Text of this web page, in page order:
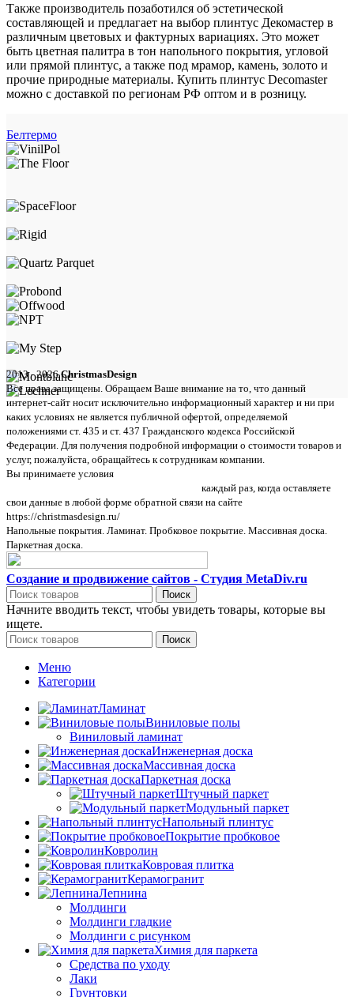
Также производитель позаботился об эстетической
составляющей и предлагает на выбор плинтус Декомастер в
различным цветовых и фактурных вариациях. Это может
быть цветная палитра в тон напольного покрытия, угловой
или прямой плинтус, а также под мрамор, камень, золото и
прочие природные материалы. Купить плинтус Decomaster
можно с доставкой по регионам РФ оптом и в розницу.
Белтермо
2013 - 2026ChristmasDesign
Все права защищены. Обращаем Ваше внимание на то, что данный
интернет-сайт носит исключительно информационный характер и ни при
каких условиях не является публичной офертой, определяемой
положениями ст. 435 и ст. 437 Гражданского кодекса Российской
Федерации. Для получения подробной информации о стоимости товаров и
услуг, пожалуйста, обращайтесь к сотрудникам компании.
Вы принимаете условия
каждый раз, когда оставляете
свои данные в любой форме обратной связи на сайте
https://christmasdesign.ru/
Напольные покрытия. Ламинат. Пробковое покрытие. Массивная доска.
Паркетная доска.
Создание и продвижение сайтов - Студия MetaDiv.ru
Поиск
Начните вводить текст, чтобы увидеть товары, которые вы
ищете.
Поиск
Меню
Категории
Ламинат
Виниловые полы
Виниловый ламинат
Инженерная доска
Массивная доска
Паркетная доска
Штучный паркет
Модульный паркет
Напольный плинтус
Покрытие пробковое
Ковролин
Ковровая плитка
Керамогранит
Лепнина
Молдинги
Молдинги гладкие
Молдинги с рисунком
Химия для паркета
Средства по уходу
Лаки
Грунтовки